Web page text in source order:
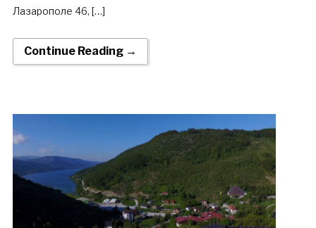
Лазарополе 46, […]
Continue Reading →